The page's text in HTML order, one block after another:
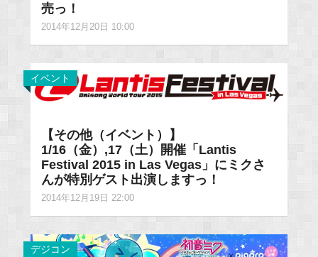
売っ！
2014年12月20日 10:00
イベント
【その他（イベント）】
1/16（金）,17（土）開催「Lantis
Festival 2015 in Las Vegas」にミクさ
んが特別ゲスト出演しますっ！
2014年12月19日 22:00
デジコン